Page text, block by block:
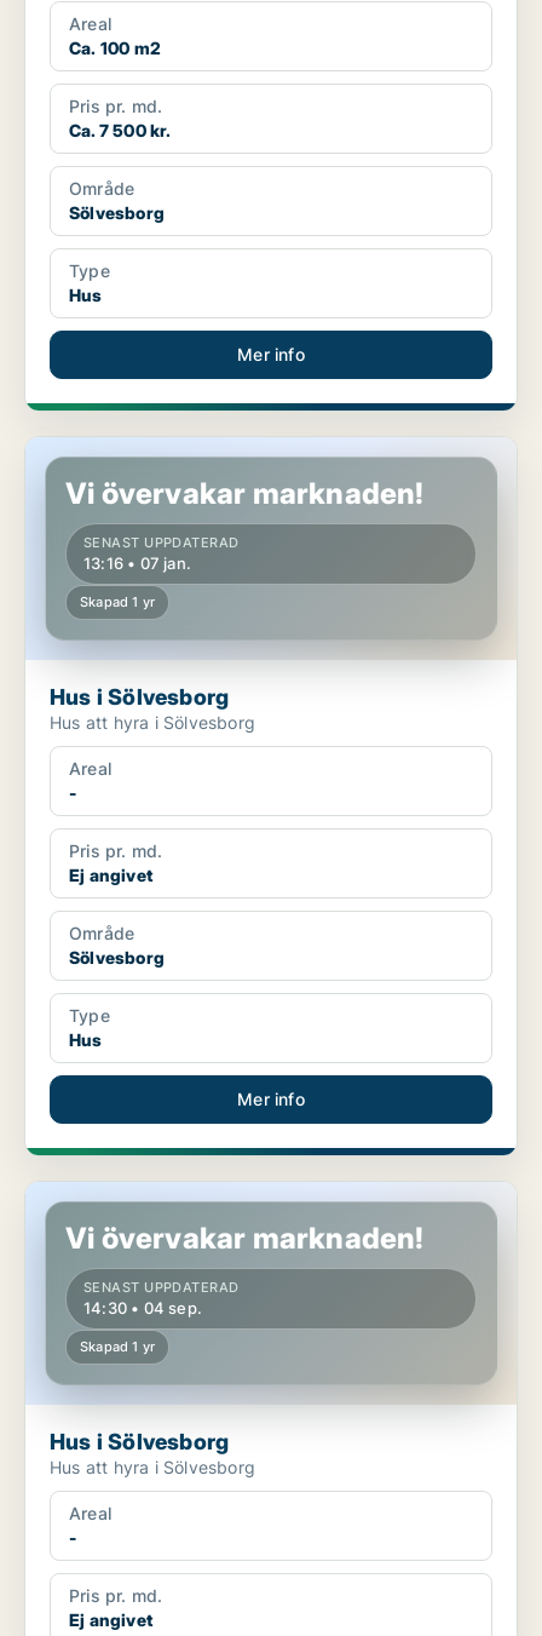
Areal
Ca. 100 m2
Pris pr. md.
Ca. 7 500 kr.
Område
Sölvesborg
Type
Hus
Mer info
Hus i Sölvesborg
Vi övervakar marknaden!
SENAST UPPDATERAD
13:16 • 07 jan.
Skapad 1 yr
Hus i Sölvesborg
Hus att hyra i Sölvesborg
Areal
-
Pris pr. md.
Ej angivet
Område
Sölvesborg
Type
Hus
Mer info
Hus i Sölvesborg
Vi övervakar marknaden!
SENAST UPPDATERAD
14:30 • 04 sep.
Skapad 1 yr
Hus i Sölvesborg
Hus att hyra i Sölvesborg
Areal
-
Pris pr. md.
Ej angivet